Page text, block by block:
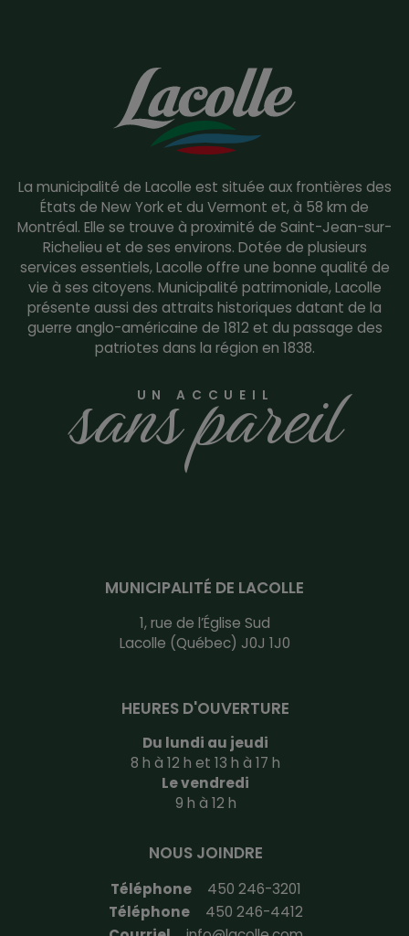
La municipalité de Lacolle est située aux frontières des
États de New York et du Vermont et, à 58 km de
Montréal. Elle se trouve à proximité de Saint-Jean-sur-
Richelieu et de ses environs. Dotée de plusieurs
services essentiels, Lacolle offre une bonne qualité de
vie à ses citoyens. Municipalité patrimoniale, Lacolle
présente aussi des attraits historiques datant de la
guerre anglo-américaine de 1812 et du passage des
patriotes dans la région en 1838.
UN ACCUEIL
sans pareil
MUNICIPALITÉ DE LACOLLE
1, rue de l’Église Sud
Lacolle (Québec) J0J 1J0
HEURES D'OUVERTURE
Du lundi au jeudi
8 h à 12 h et 13 h à 17 h
Le vendredi
9 h à 12 h
NOUS JOINDRE
Téléphone
450 246-3201
Téléphone
450 246-4412